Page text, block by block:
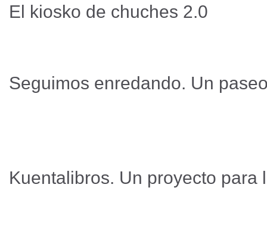
El kiosko de chuches 2.0
Seguimos enredando. Un
Kuentalibros. Un proyecto